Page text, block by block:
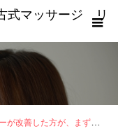
式マッサージ リ
した方が、まずは実践していたこととは？